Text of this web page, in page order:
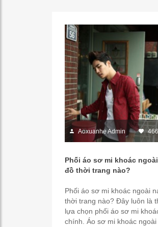
Aoxuanhe Admin
Phối áo sơ mi khoác
đồ thời trang nào?
Phối áo sơ mi khoác ngoài
thời trang nào? Đây luôn là
lựa chọn phối áo sơ mi
chính. Áo sơ mi khoác